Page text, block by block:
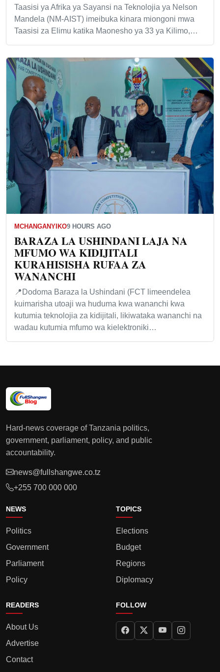
Taasisi ya Afrika ya Sayansi na Teknolojia ya Nelson
Mandela (NM-AIST) imeibuka kinara miongoni mwa
Taasisi za Elimu katika Maonesho ya 33 ya Kilimo,…
MCHANGANYIKO9 HOURS AGO
BARAZA LA USHINDANI LAJA NA
MFUMO WA KIDIJITALI
KURAHISISHA RUFAA ZA
WANANCHI
📍Dodoma Baraza la Ushindani (FCT limeendelea
kuimarisha utoaji wa huduma kwa wananchi kwa
kutumia teknolojia za kidijitali, likiwataka wananchi na
wadau kutumia mfumo wa kielektroniki…
Hard-news coverage of Tanzania politics,
government, parliament, policy, and public
accountability.
news@fullshangwe.co.tz
+255 700 000 000
NEWS
Politics
Government
Parliament
Policy
TOPICS
Elections
Budget
Regions
Diplomacy
READERS
About Us
Advertise
Contact
FOLLOW